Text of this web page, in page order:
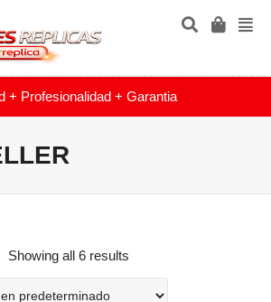
+ Profesionalidad + Garantia
Showing all 6 results